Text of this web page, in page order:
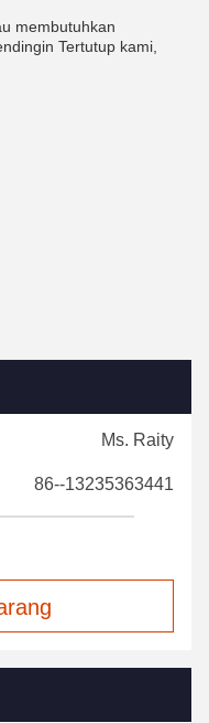
membutuhkan
Tertutup kami,
Ms. Raity
86--13235363441